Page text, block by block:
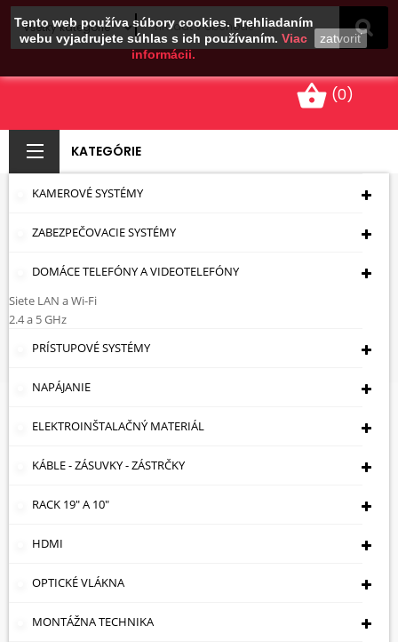
Tento web používa súbory cookies. Prehliadaním
webu vyjadrujete súhlas s ich používaním. Viac
informácii.
zatvoriť
shopping_basket (0)
KATEGÓRIE
KAMEROVÉ SYSTÉMY
ZABEZPEČOVACIE SYSTÉMY
DOMÁCE TELEFÓNY A VIDEOTELEFÓNY
Siete LAN a Wi-Fi
2.4 a 5 GHz
PRÍSTUPOVÉ SYSTÉMY
NAPÁJANIE
ELEKTROINŠTALAČNÝ MATERIÁL
KÁBLE - ZÁSUVKY - ZÁSTRČKY
RACK 19" A 10"
HDMI
OPTICKÉ VLÁKNA
MONTÁŽNA TECHNIKA
KRYT PRE KONEKTORY
KEYSTONE FX-
MULTI/DIN
Úvodná Stránka
KRYT PRE KONEKTORY KEYSTONE FX-MULTI/DIN